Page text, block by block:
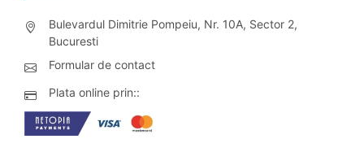
Bulevardul Dimitrie Pompeiu, Nr. 10A, Sector 2,
Bucuresti
Formular de contact
Plata online prin::